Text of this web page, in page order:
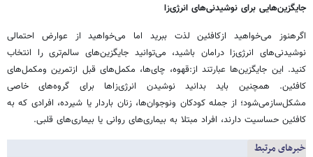
جایگزین‌هایی برای نوشیدنی‌های انرژی‌زا
اگرهنوز می‌خواهید ازکافئین لذت ببرید اما می‌خواهید از عوارض احتمالی
نوشیدنی‌های انرژی‌زا درامان باشید، می‌توانید جایگزین‌های سالم‌تری را انتخاب
کنید. این جایگزین‌ها عبارتند از:قهوه، چای‌ها، مکمل‌های قبل ازتمرین ومکمل‌های
کافئین. همچنین باید بدانید نوشیدن انرژی‌زاها برای گروه‌های خاصی
مشکل‌سازمی‌شود؛ از جمله کودکان ونوجوان‌ها، زنان باردار یا شیرده، افرادی که به
کافئین حساسیت دارند، افراد مبتلا به بیماری‌های روانی یا بیماری‌های قلبی.
خبرهای مرتبط